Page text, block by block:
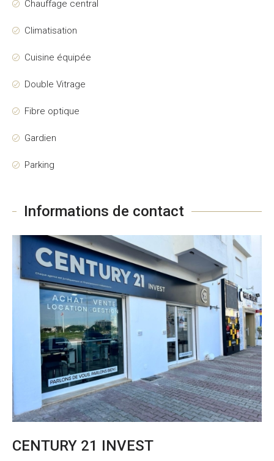
Chauffage central
Climatisation
Cuisine équipée
Double Vitrage
Fibre optique
Gardien
Parking
Informations de contact
CENTURY 21 INVEST